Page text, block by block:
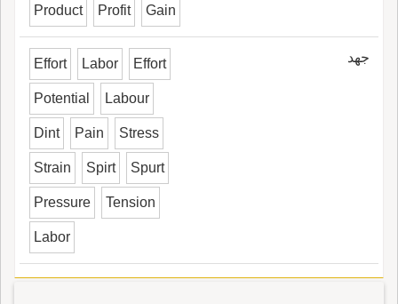
Product Profit Gain
جهد Effort Labor Effort
Potential Labour
Dint Pain Stress
Strain Spirt Spurt
Pressure Tension
Labor